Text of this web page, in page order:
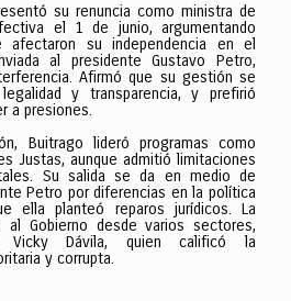
su renuncia como ministra de
el 1 de junio, argumentando
afectaron su independencia en el
al presidente Gustavo Petro,
Afirmó que su gestión se
y transparencia, y prefirió
a presiones.
Buitrago lideró programas como
Justas, aunque admitió limitaciones
Su salida se da en medio de
Petro por diferencias en la política
ella planteó reparos jurídicos. La
al Gobierno desde varios sectores,
Vicky Dávila, quien calificó la
y corrupta.